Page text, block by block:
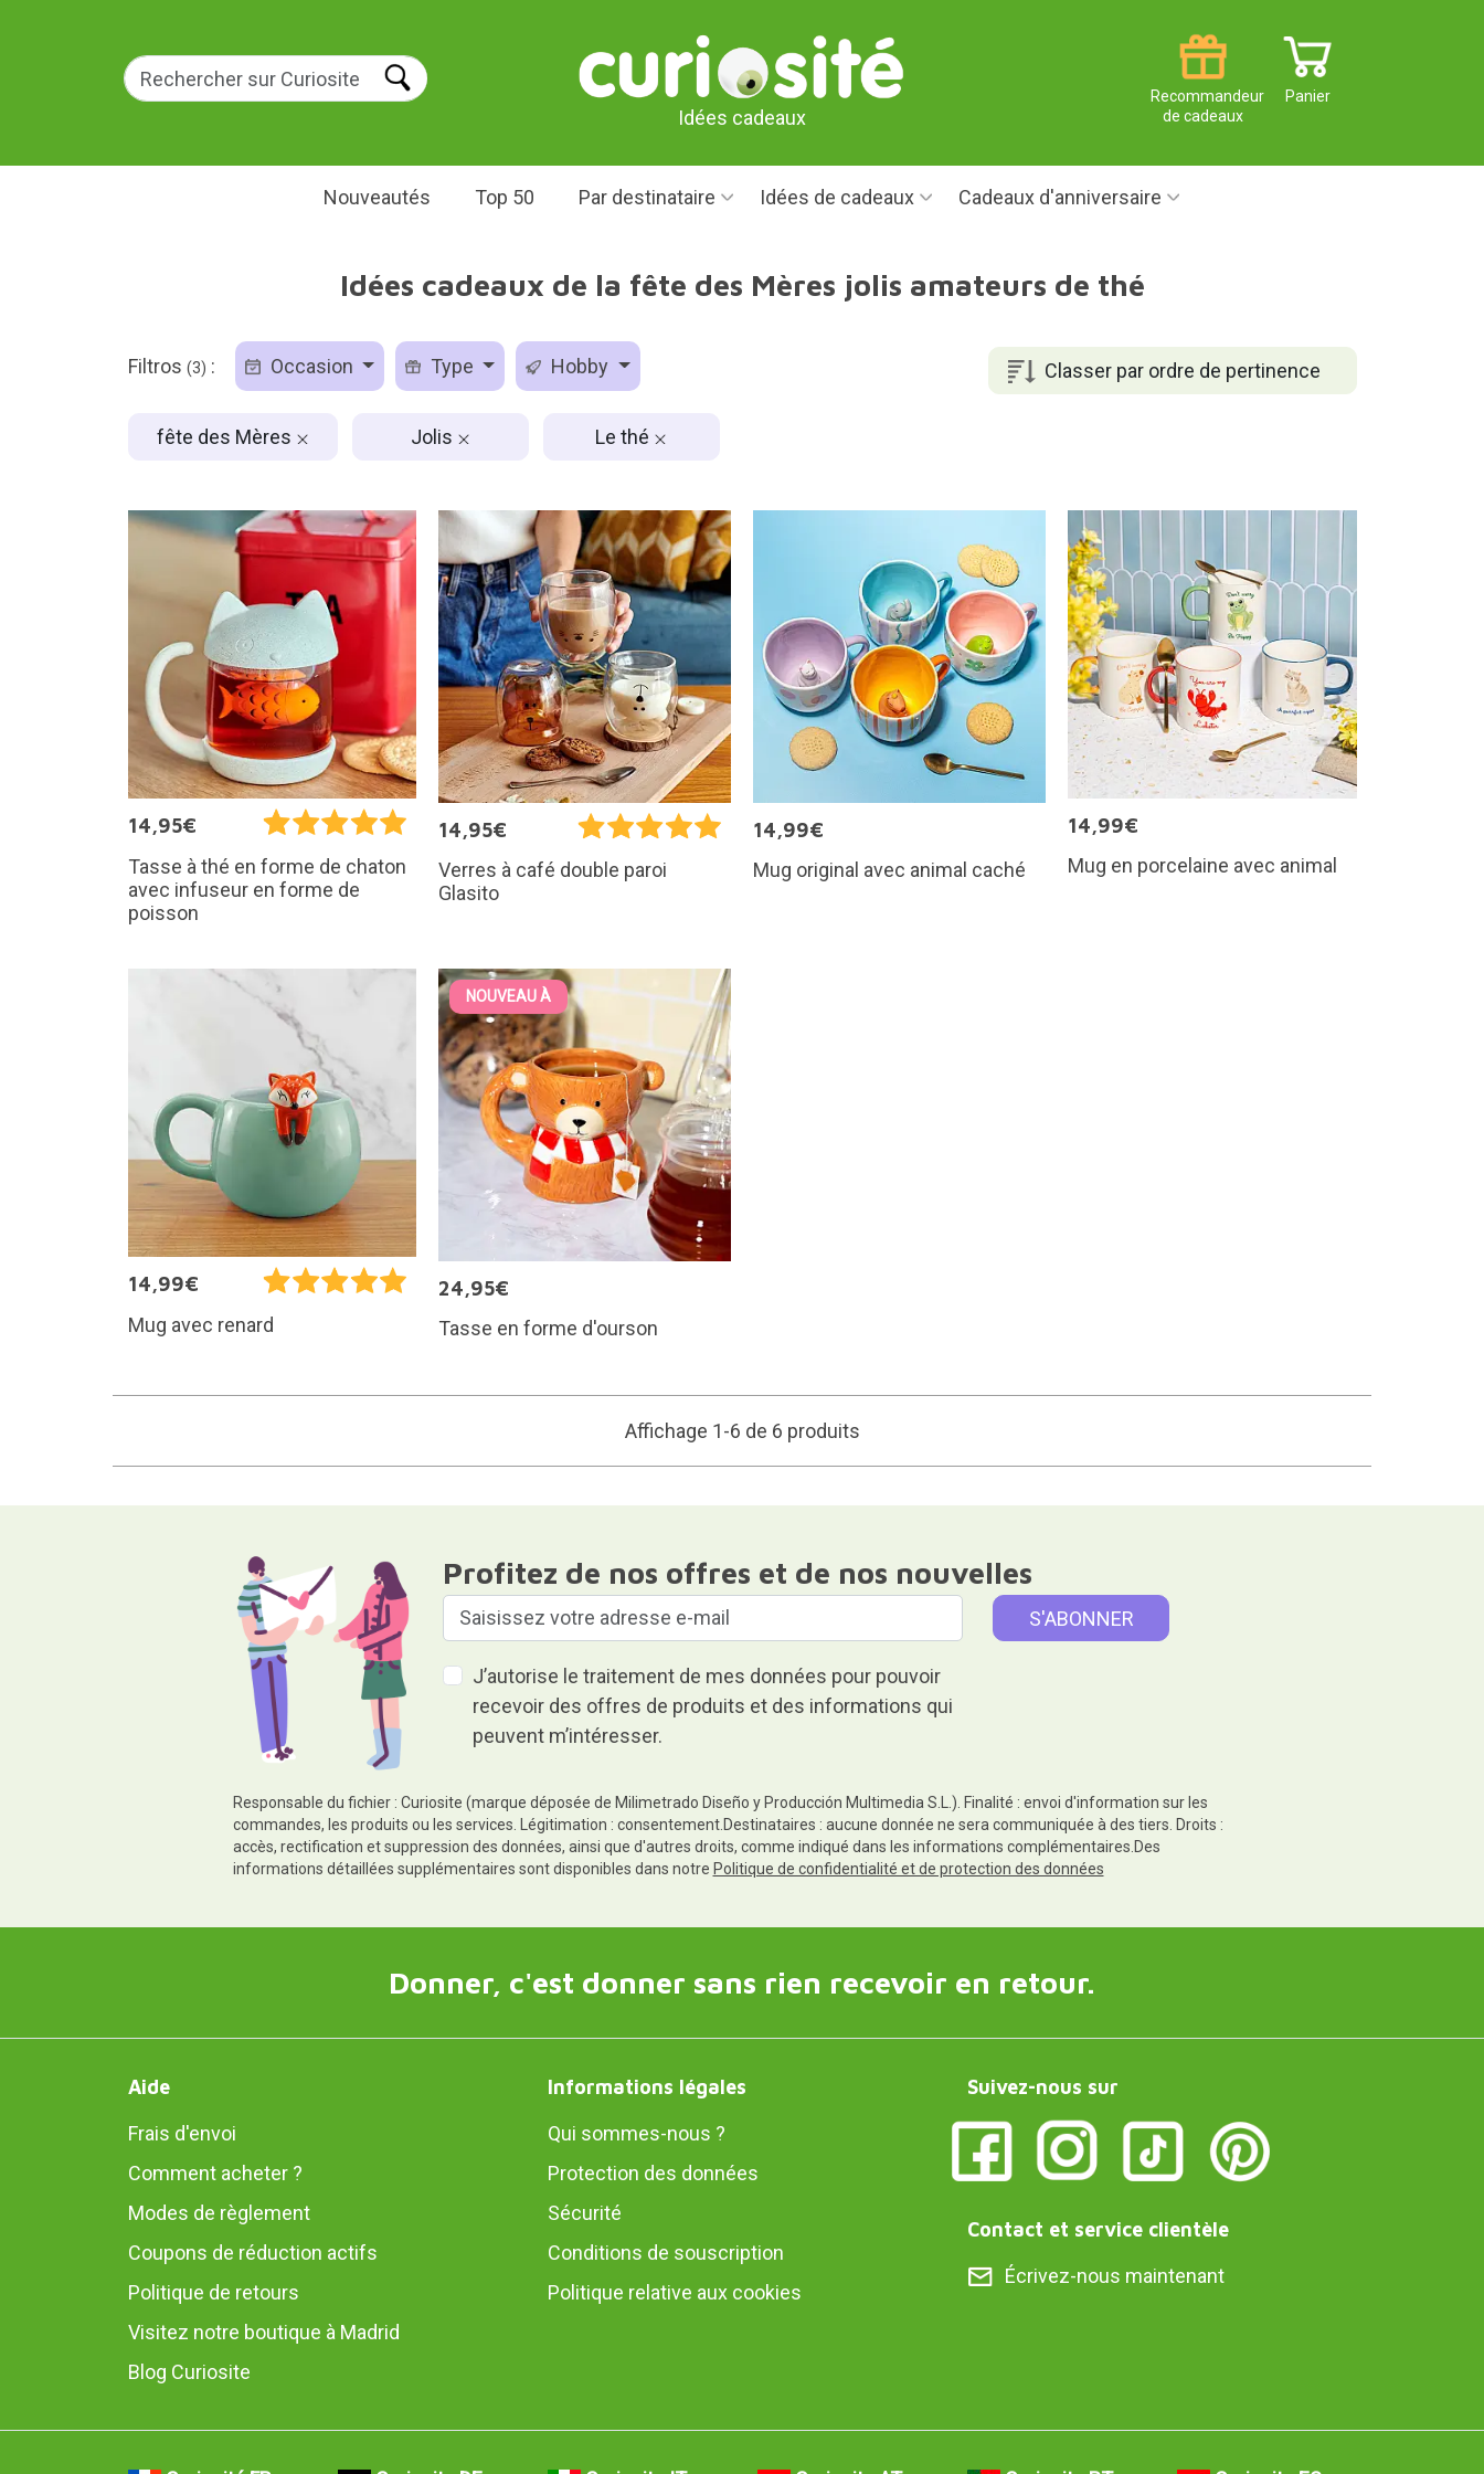
Idées cadeaux
Panier
Recommandeur
de cadeaux
Nouveautés Top 50 Par destinataire Idées de cadeaux Cadeaux d'anniversaire
Idées cadeaux de la fête des Mères jolis amateurs de thé
Classer par ordre de pertinence
Filtros (3) : Occasion Type Hobby
fête des Mères Jolis Le thé
14,95€
Tasse à thé en forme de chaton
avec infuseur en forme de
poisson
14,95€
Verres à café double paroi
Glasito
14,99€
Mug original avec animal caché
14,99€
Mug en porcelaine avec animal
14,99€
Mug avec renard
NOUVEAU À
24,95€
Tasse en forme d'ourson
Affichage 1-6 de 6 produits
Profitez de nos offres et de nos nouvelles
J’autorise le traitement de mes données pour pouvoir
recevoir des offres de produits et des informations qui
peuvent m’intéresser.
Responsable du fichier : Curiosite (marque déposée de Milimetrado Diseño y Producción Multimedia S.L.). Finalité : envoi d'information sur les
commandes, les produits ou les services. Légitimation : consentement.Destinataires : aucune donnée ne sera communiquée à des tiers. Droits :
accès, rectification et suppression des données, ainsi que d'autres droits, comme indiqué dans les informations complémentaires.Des
informations détaillées supplémentaires sont disponibles dans notre Politique de confidentialité et de protection des données
Donner, c'est donner sans rien recevoir en retour.
Aide
Frais d'envoi
Comment acheter ?
Modes de règlement
Coupons de réduction actifs
Politique de retours
Visitez notre boutique à Madrid
Blog Curiosite
Informations légales
Qui sommes-nous ?
Protection des données
Sécurité
Conditions de souscription
Politique relative aux cookies
Suivez-nous sur
Contact et service clientèle
Écrivez-nous maintenant